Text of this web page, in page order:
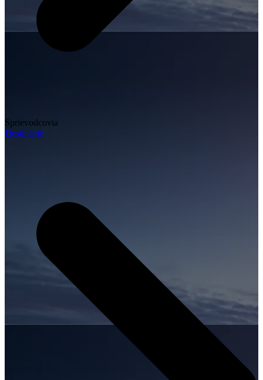
Sprievodcovia
Destinácie